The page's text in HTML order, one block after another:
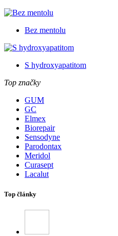
Bez mentolu
S hydroxyapatitom
Top značky
GUM
GC
Elmex
Biorepair
Sensodyne
Parodontax
Meridol
Curasept
Lacalut
Top články